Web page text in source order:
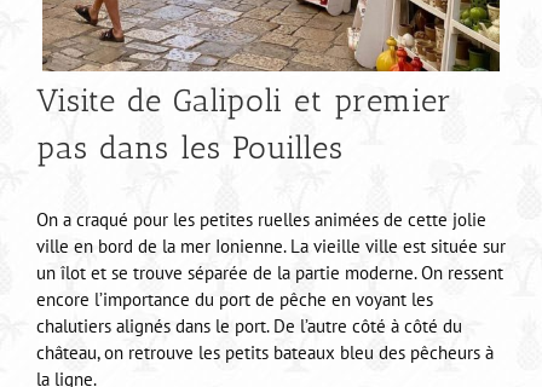
Visite de Galipoli et premier
pas dans les Pouilles
On a craqué pour les petites ruelles animées de cette jolie
ville en bord de la mer Ionienne. La vieille ville est située sur
un îlot et se trouve séparée de la partie moderne. On ressent
encore l’importance du port de pêche en voyant les
chalutiers alignés dans le port. De l’autre côté à côté du
château, on retrouve les petits bateaux bleu des pêcheurs à
la ligne.